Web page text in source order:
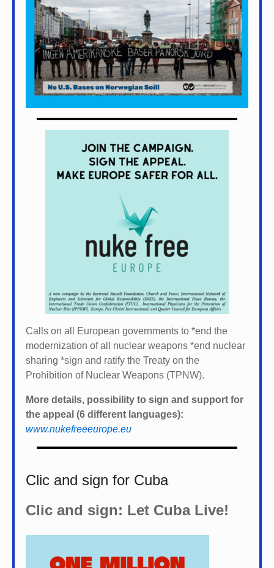
Calls on all European governments to *end the
modernization of all nuclear weapons *end nuclear
sharing *sign and ratify the Treaty on the
Prohibition of Nuclear Weapons (TPNW).
More details, possibility to sign and support for
the appeal (6 different languages):
www.nukefreeeurope.eu
Clic and sign for Cuba
Clic and sign: Let Cuba Live!